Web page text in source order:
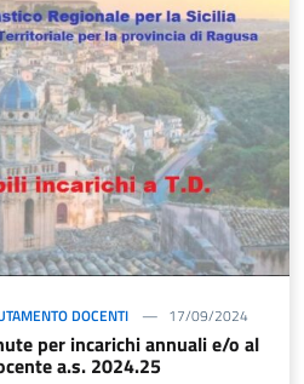
DOCENTI 17/09/2024
per incarichi annuali e/o al
a.s. 2024.25